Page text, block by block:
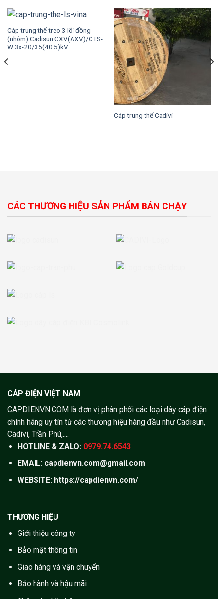
Cáp trung thế treo 3 lõi đồng
(nhôm) Cadisun CXV(AXV)/CTS-
W 3x-20/35(40.5)kV
Cáp trung thế Cadivi
CÁC THƯƠNG HIỆU SẢN PHẨM BÁN CHẠY
CÁP ĐIỆN VIỆT NAM
CAPDIENVN.COM là đơn vị phân phối các loại dây cáp điện
chính hãng uy tín từ các thương hiệu hàng đầu như Cadisun,
Cadivi, Trần Phú,....
HOTLINE & ZALO: 0979.74.6543
EMAIL: capdienvn.com@gmail.com
WEBSITE: https://capdienvn.com/
THƯƠNG HIỆU
Giới thiệu công ty
Bảo mật thông tin
Giao hàng và vận chuyển
Bảo hành và hậu mãi